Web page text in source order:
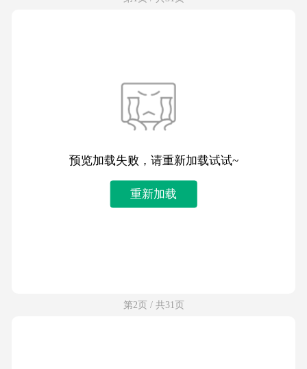
预览加载失败，请重新加载试试~
重新加载
第2页 / 共31页